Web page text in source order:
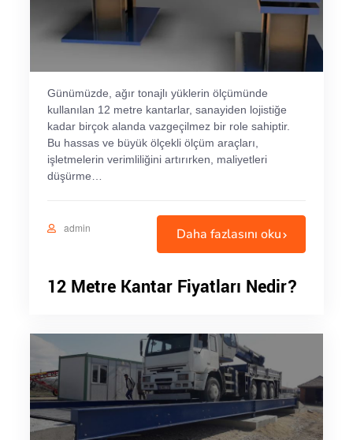
Günümüzde, ağır tonajlı yüklerin ölçümünde
kullanılan 12 metre kantarlar, sanayiden lojistiğe
kadar birçok alanda vazgeçilmez bir role sahiptir.
Bu hassas ve büyük ölçekli ölçüm araçları,
işletmelerin verimliliğini artırırken, maliyetleri
düşürme…
admin Daha fazlasını oku
12 Metre Kantar Fiyatları Nedir?